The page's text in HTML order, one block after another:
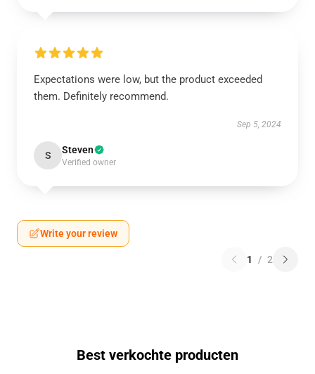
Expectations were low, but the product exceeded
them. Definitely recommend.
Sep 5, 2024
S Steven
Verified owner
Write your review
1 / 2
Best verkochte producten